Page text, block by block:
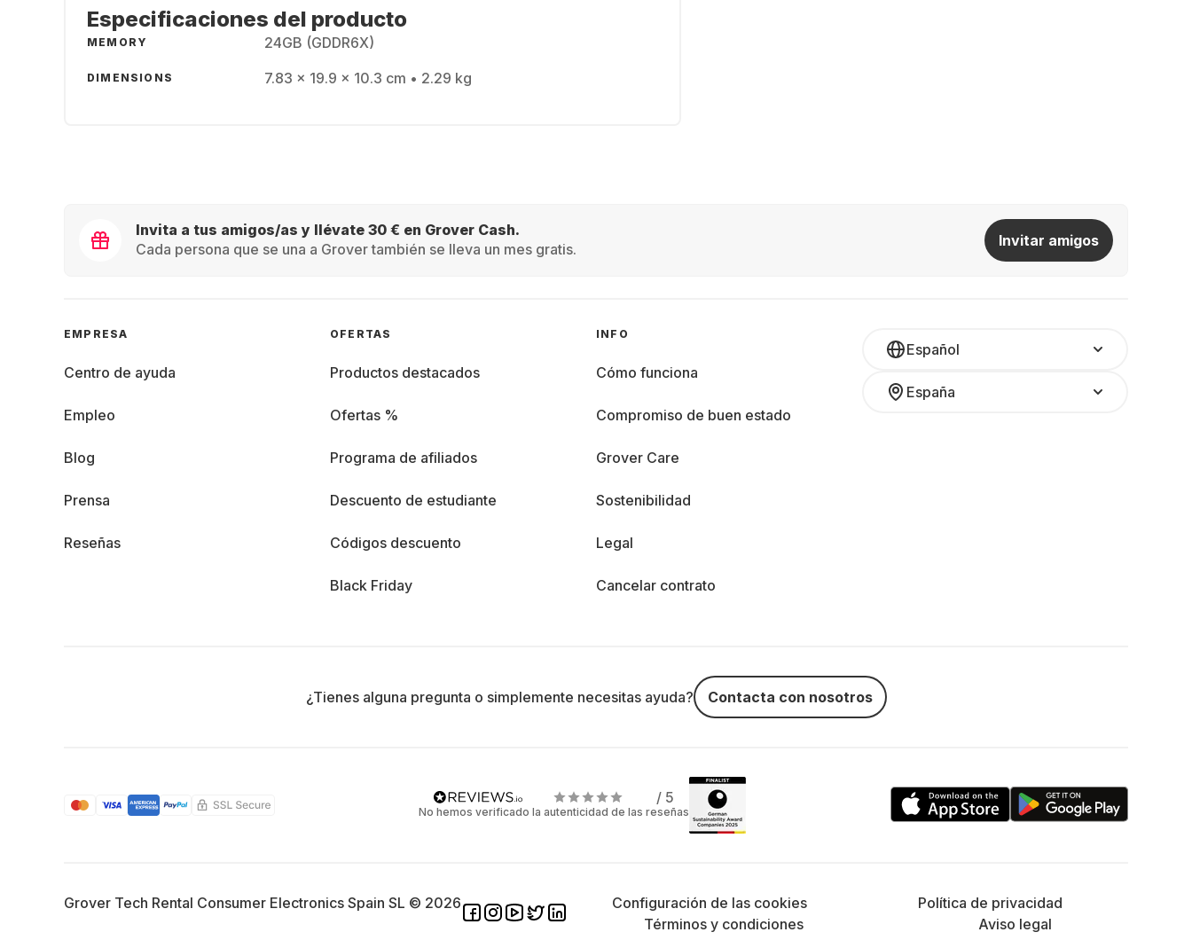
Especificaciones del producto
MEMORY 24GB (GDDR6X)
DIMENSIONS 7.83 x 19.9 x 10.3 cm • 2.29 kg
Invita a tus amigos/as y llévate 30 € en Grover Cash.
Cada persona que se una a Grover también se lleva un mes gratis.
Invitar amigos
Español
España
EMPRESA
Centro de ayuda
Empleo
Blog
Prensa
Reseñas
OFERTAS
Productos destacados
Ofertas %
Programa de afiliados
Descuento de estudiante
Códigos descuento
Black Friday
INFO
Cómo funciona
Compromiso de buen estado
Grover Care
Sostenibilidad
Legal
Cancelar contrato
¿Tienes alguna pregunta o simplemente necesitas ayuda? Contacta con nosotros
/ 5
No hemos verificado la autenticidad de las reseñas
Grover Tech Rental Consumer Electronics Spain SL © 2026 Configuración de las cookies
Política de privacidad
Términos y condiciones
Aviso legal